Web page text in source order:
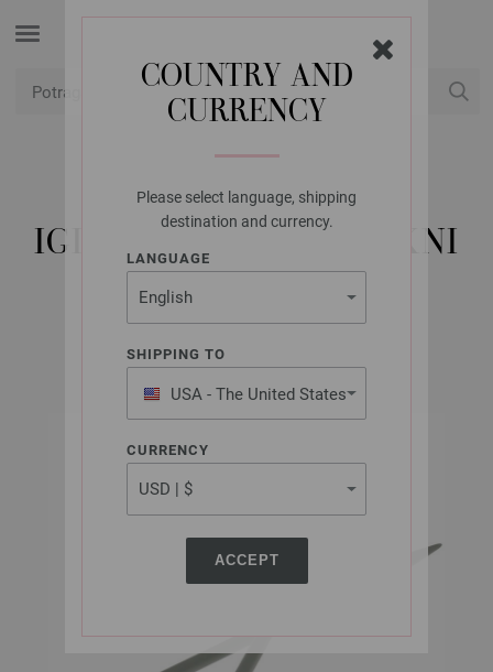
COUNTRY AND
CURRENCY
Please select language, shipping
destination and currency.
LANGUAGE
SHIPPING TO
USA - The United States
of America
CURRENCY
ACCEPT
LANA GROSSA
IGLA ZA PLETENJE JAKNI
PLASTIKA 9,0